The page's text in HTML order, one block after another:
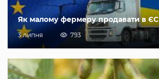
Як малому фермеру продавати в ЄС
3 липня 793